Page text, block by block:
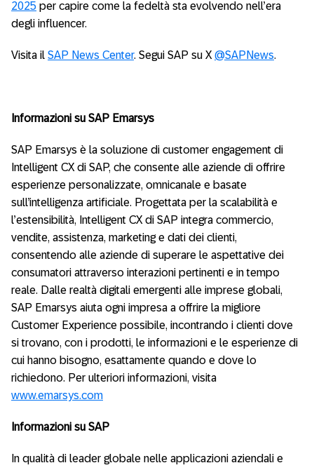
2025 per capire come la fedeltà sta evolvendo nell’era
degli influencer.
Visita il SAP News Center. Segui SAP su X @SAPNews.
Informazioni su SAP Emarsys
SAP Emarsys è la soluzione di customer engagement di
Intelligent CX di SAP, che consente alle aziende di offrire
esperienze personalizzate, omnicanale e basate
sull’intelligenza artificiale. Progettata per la scalabilità e
l’estensibilità, Intelligent CX di SAP integra commercio,
vendite, assistenza, marketing e dati dei clienti,
consentendo alle aziende di superare le aspettative dei
consumatori attraverso interazioni pertinenti e in tempo
reale. Dalle realtà digitali emergenti alle imprese globali,
SAP Emarsys aiuta ogni impresa a offrire la migliore
Customer Experience possibile, incontrando i clienti dove
si trovano, con i prodotti, le informazioni e le esperienze di
cui hanno bisogno, esattamente quando e dove lo
richiedono. Per ulteriori informazioni, visita
www.emarsys.com
Informazioni su SAP
In qualità di leader globale nelle applicazioni aziendali e